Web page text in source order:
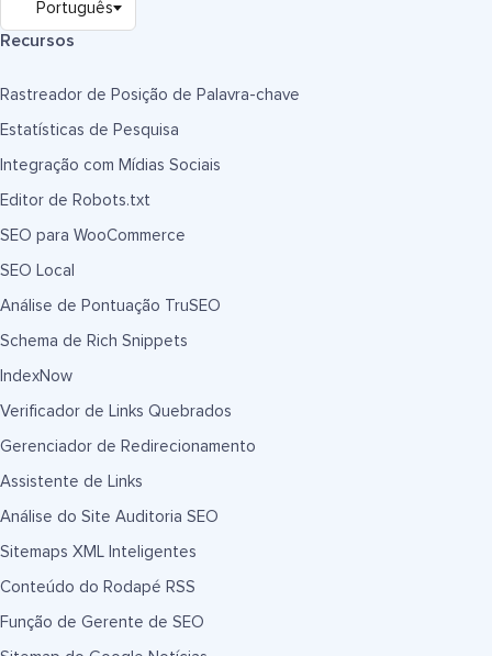
Recursos
Rastreador de Posição de Palavra-chave
Estatísticas de Pesquisa
Integração com Mídias Sociais
Editor de Robots.txt
SEO para WooCommerce
SEO Local
Análise de Pontuação TruSEO
Schema de Rich Snippets
IndexNow
Verificador de Links Quebrados
Gerenciador de Redirecionamento
Assistente de Links
Análise do Site Auditoria SEO
Sitemaps XML Inteligentes
Conteúdo do Rodapé RSS
Função de Gerente de SEO